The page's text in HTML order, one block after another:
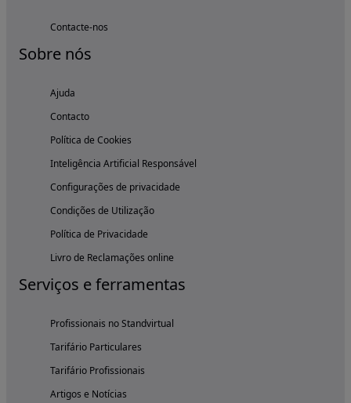
Contacte-nos
Sobre nós
Ajuda
Contacto
Política de Cookies
Inteligência Artificial Responsável
Configurações de privacidade
Condições de Utilização
Política de Privacidade
Livro de Reclamações online
Serviços e ferramentas
Profissionais no Standvirtual
Tarifário Particulares
Tarifário Profissionais
Artigos e Notícias